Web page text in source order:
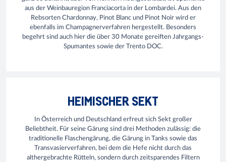
aus der Weinbauregion Franciacorta in der Lombardei. Aus den
Rebsorten Chardonnay, Pinot Blanc und Pinot Noir wird er
ebenfalls im Champagnerverfahren hergestellt. Besonders
begehrt sind auch hier die über 30 Monate gereiften Jahrgangs-
Spumantes sowie der Trento DOC.
HEIMISCHER SEKT
In Österreich und Deutschland erfreut sich Sekt großer
Beliebtheit. Für seine Gärung sind drei Methoden zulässig: die
traditionelle Flaschengärung, die Gärung in Tanks sowie das
Transvasierverfahren, bei dem die Hefe nicht durch das
althergebrachte Rütteln, sondern durch zeitsparendes Filtern